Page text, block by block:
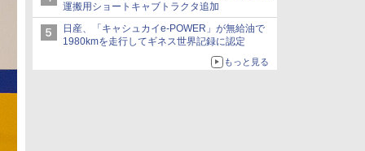
運搬用ショートキャブトラクタ追加
日産、「キャシュカイe-POWER」が無給油で
1980kmを走行してギネス世界記録に認定
もっと見る